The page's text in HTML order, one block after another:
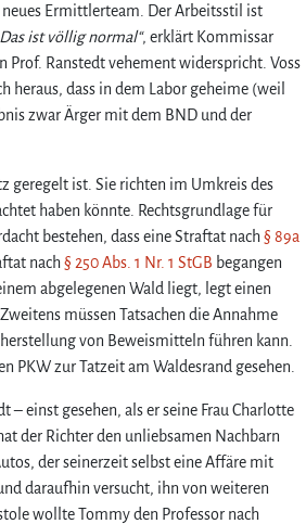
Ermittlerteam. Der Arbeitsstil ist
ist völlig normal“, erklärt Kommissar
Prof. Ranstedt vehement widerspricht. Voss
heraus, dass in dem Labor geheime (weil
zwar Ärger mit dem BND und der
geregelt ist. Sie richten im Umkreis des
haben könnte. Rechtsgrundlage für
bestehen, dass eine Straftat nach§ 89a
nach§ 250 Abs. 1 Nr. 1 StGB begangen
abgelegenen Wald liegt, legt einen
müssen Tatsachen die Annahme
von Beweismitteln führen kann.
PKW zur Tatzeit am Waldesrand gesehen.
– einst gesehen, als er seine Frau Charlotte
der Richter den unliebsamen Nachbarn
der seinerzeit selbst eine Affäre mit
daraufhin versucht, ihn von weiteren
wollte Tommy den Professor nach